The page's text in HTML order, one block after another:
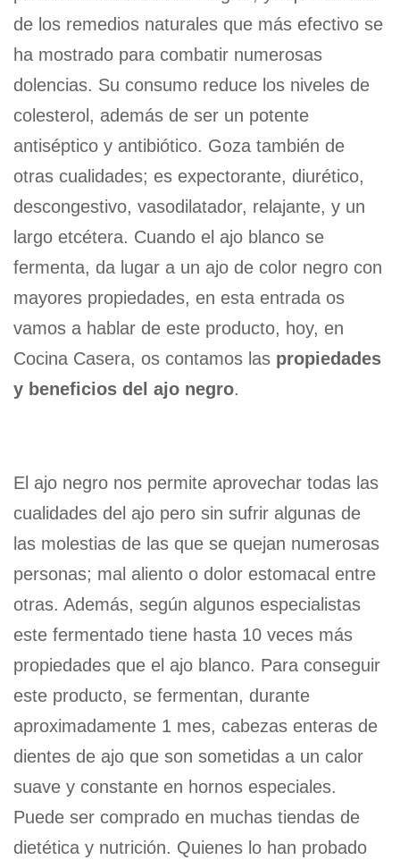
de los remedios naturales que más efectivo se
ha mostrado para combatir numerosas
dolencias. Su consumo reduce los niveles de
colesterol, además de ser un potente
antiséptico y antibiótico. Goza también de
otras cualidades; es expectorante, diurético,
descongestivo, vasodilatador, relajante, y un
largo etcétera. Cuando el ajo blanco se
fermenta, da lugar a un ajo de color negro con
mayores propiedades, en esta entrada os
vamos a hablar de este producto, hoy, en
Cocina Casera, os contamos las propiedades
y beneficios del ajo negro.
El ajo negro nos permite aprovechar todas las
cualidades del ajo pero sin sufrir algunas de
las molestias de las que se quejan numerosas
personas; mal aliento o dolor estomacal entre
otras. Además, según algunos especialistas
este fermentado tiene hasta 10 veces más
propiedades que el ajo blanco. Para conseguir
este producto, se fermentan, durante
aproximadamente 1 mes, cabezas enteras de
dientes de ajo que son sometidas a un calor
suave y constante en hornos especiales.
Puede ser comprado en muchas tiendas de
dietética y nutrición. Quienes lo han probado